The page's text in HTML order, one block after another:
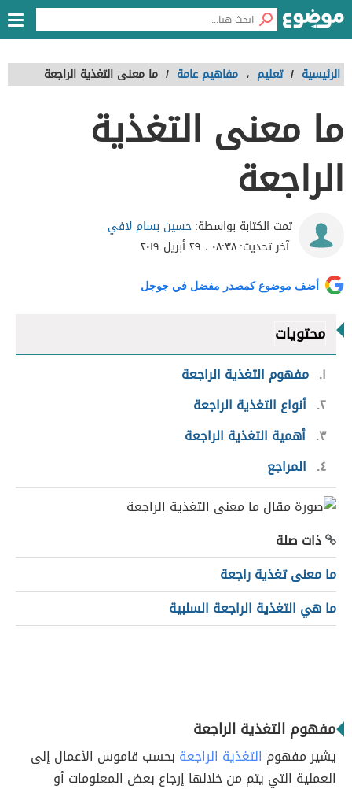
الرئيسية / تعليم ، مفاهيم عامة / ما معنى التغذية الراجعة
ما معنى التغذية
الراجعة
تمت الكتابة بواسطة:حسين بسام لافي
آخر تحديث:٠٨:٣٨ ، ٢٩ أبريل ٢٠١٩
أضف موضوع كمصدر مفضل في جوجل
محتويات
١ مفهوم التغذية الراجعة
٢ أنواع التغذية الراجعة
٣ أهمية التغذية الراجعة
٤
المراجع
ذات صلة
ما معنى تغذية راجعة
ما هي التغذية الراجعة السلبية
مفهوم التغذية الراجعة
يشير مفهوم التغذية الراجعة بحسب قاموس الأعمال إلى
العملية التي يتم من خلالها إرجاع بعض المعلومات أو